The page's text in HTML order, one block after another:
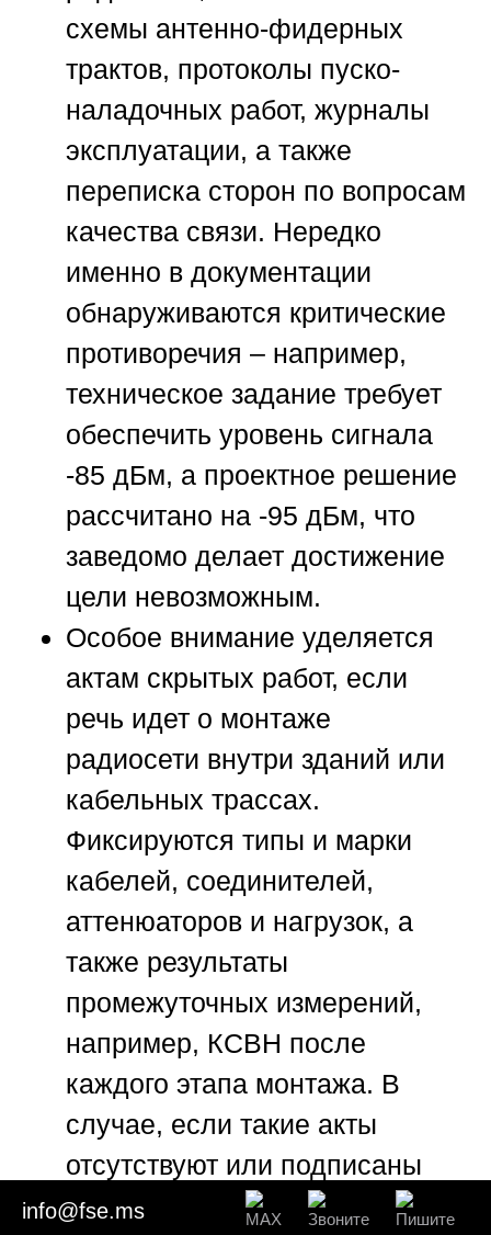
схемы антенно-фидерных
трактов, протоколы пуско-
наладочных работ, журналы
эксплуатации, а также
переписка сторон по вопросам
качества связи. Нередко
именно в документации
обнаруживаются критические
противоречия – например,
техническое задание требует
обеспечить уровень сигнала
-85 дБм, а проектное решение
рассчитано на -95 дБм, что
заведомо делает достижение
цели невозможным.
Особое внимание уделяется
актам скрытых работ, если
речь идет о монтаже
радиосети внутри зданий или
кабельных трассах.
Фиксируются типы и марки
кабелей, соединителей,
аттенюаторов и нагрузок, а
также результаты
промежуточных измерений,
например, КСВН после
каждого этапа монтажа. В
случае, если такие акты
отсутствуют или подписаны
формально, эксперту
info@fse.ms